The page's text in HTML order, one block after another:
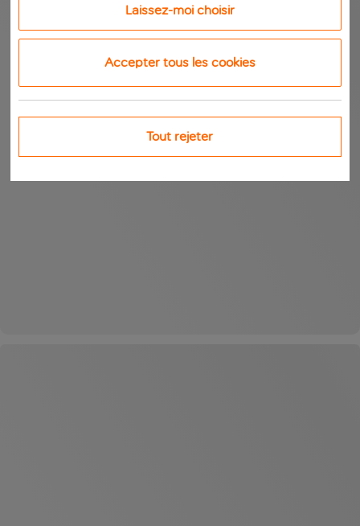
Laissez-moi choisir
Accepter tous les cookies
Tout rejeter